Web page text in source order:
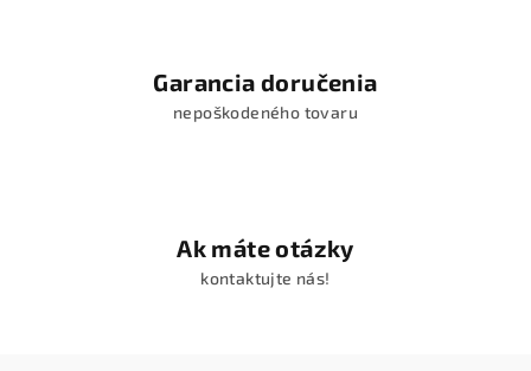
Garancia doručenia
nepoškodeného tovaru
Ak máte otázky
kontaktujte nás!